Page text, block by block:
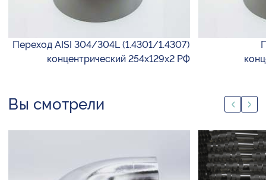
Переход AISI 304/304L (1.4301/1.4307)
концентрический 254х129х2 РФ
Вы смотрели